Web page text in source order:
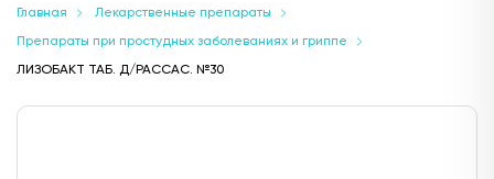
Главная
Лекарственные препараты
Препараты при простудных заболеваниях и гриппе
ЛИЗОБАКТ ТАБ. Д/РАССАС. №30